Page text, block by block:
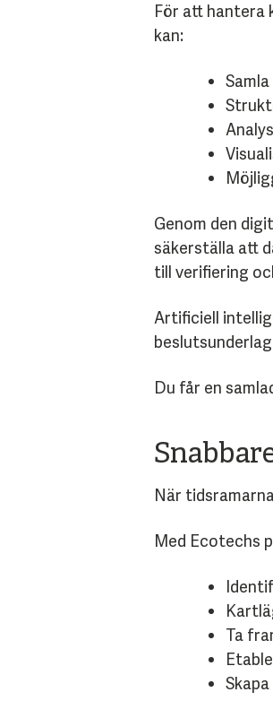
För att hantera
kan:
Genom den
säkerställa att
till verifiering
Artificiell
Du får en
När
Med Ecotechs
Ta